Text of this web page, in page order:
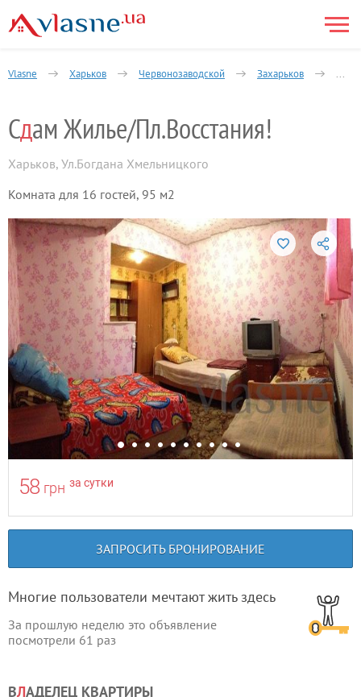
Vlasne Харьков Червонозаводской Захарьков
Сдам Жилье/Пл.Восстания!
Харьков, Ул.Богдана Хмельницкого
Комната для 16 гостей, 95 м2
58 грн за сутки
ЗАПРОСИТЬ БРОНИРОВАНИЕ
Многие пользователи мечтают жить здесь
За прошлую неделю это объявление
посмотрели 61 раз
ВЛАДЕЛЕЦ КВАРТИРЫ